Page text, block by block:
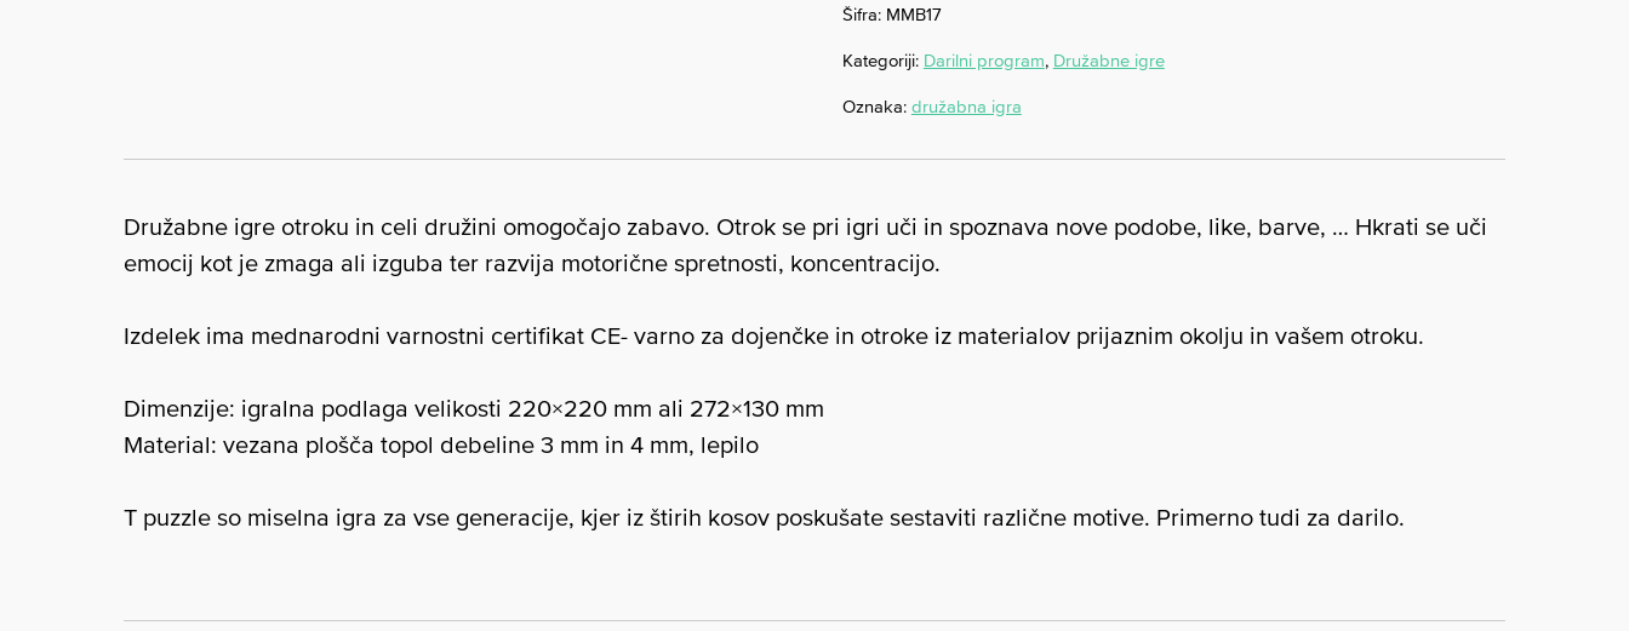
Šifra: MMB17
Kategoriji: Darilni program, Družabne igre
Oznaka: družabna igra
Družabne igre otroku in celi družini omogočajo zabavo. Otrok se pri igri uči in spoznava nove podobe, like, barve, … Hkrati se uči
emocij kot je zmaga ali izguba ter razvija motorične spretnosti, koncentracijo.
Izdelek ima mednarodni varnostni certifikat CE- varno za dojenčke in otroke iz materialov prijaznim okolju in vašem otroku.
Dimenzije: igralna podlaga velikosti 220×220 mm ali 272×130 mm
Material: vezana plošča topol debeline 3 mm in 4 mm, lepilo
T puzzle so miselna igra za vse generacije, kjer iz štirih kosov poskušate sestaviti različne motive. Primerno tudi za darilo.